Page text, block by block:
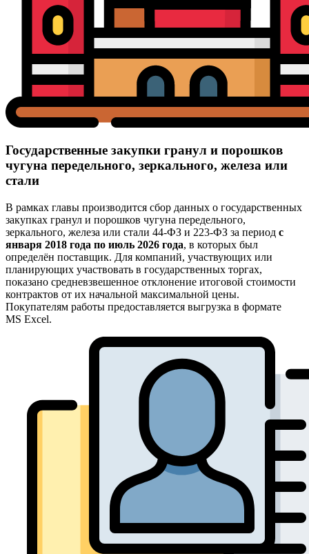
Государственные закупки гранул и порошков
чугуна передельного, зеркального, железа или
стали
В рамках главы производится сбор данных о государственных
закупках гранул и порошков чугуна передельного,
зеркального, железа или стали 44-ФЗ и 223-ФЗ за период с
января 2018 года по июль 2026 года, в которых был
определён поставщик. Для компаний, участвующих или
планирующих участвовать в государственных торгах,
показано средневзвешенное отклонение итоговой стоимости
контрактов от их начальной максимальной цены.
Покупателям работы предоставляется выгрузка в формате
MS Excel.